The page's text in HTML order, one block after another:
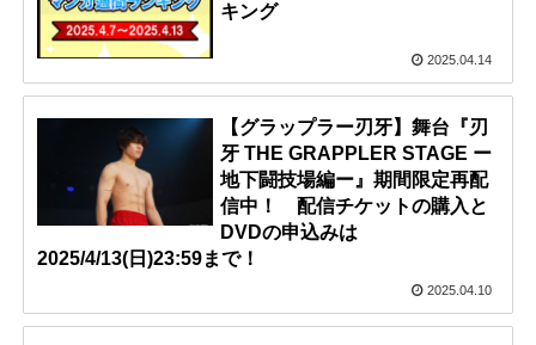
キング
2025.04.14
【グラップラー刃牙】舞台『刃
牙 THE GRAPPLER STAGE ー
地下闘技場編ー』期間限定再配
信中！ 配信チケットの購入と
DVDの申込みは
2025/4/13(日)23:59まで！
2025.04.10